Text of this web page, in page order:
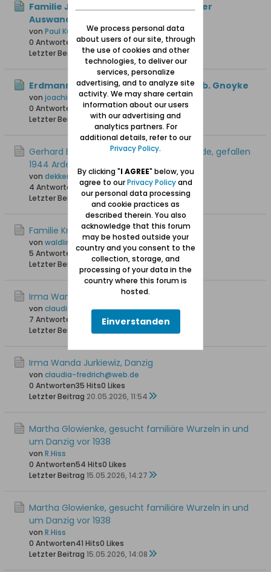
Familie Johann Knoll – Herkunft vor der
Auswanderung 1766
von Paul Kuhlmann
0 Antworten 37 Hits 0 Likes
Letzter Beitrag22.07.2026, 09:35
Erdmann Krüger oo Cornelia Bahr, geb. Gnoyke
von joachim1
0 Antworten
30 Hits0 Likes
Letzter Beitrag
20.07.2026, 20:59
Gerhard Bietau, geb 1921 in Weichselmünde, gefallen
1944 Ardennen
von dekkers01
4 Antworten
120 Hits0 Likes
Letzter Beitrag03.06.2026, 21:57
Familie Krause aus Stutthof
von waldling +6.8.2023
5 Antworten 1.779 Hits0 Likes
Letzter Beitrag
24.05.2026, 07:27
Irma Wanda Jurkiewiz, Danzig
von claudia-fredrich@web.de
7 Antworten
0 Likes
Letzter Beitrag
23.05.2026, 09:30
Irma Wanda Jurkiewiz, Danzig
von claudia-fredrich@web.de
0 Antworten35 Hits0 Likes
Letzter Beitrag 20.05.2026, 11:54
Martha Glowienke, gesucht familiäre Wurzeln in und
um Danzig vor 1938
von R.Hiss
0 Antworten54 Hits0 Likes
Letzter Beitrag 15.05.2026, 14:27
Martha Glowienke, gesucht familiäre Wurzeln in und
um Danzig vor 1938
von R.Hiss
0 Antworten41 Hits0 Likes
Letzter Beitrag 15.05.2026, 14:08
We process personal data
about users of our site, through
the use of cookies and other
technologies, to deliver our
services, personalize
advertising, and to analyze site
activity. We may share certain
information about our users
with our advertising and
analytics partners. For
additional details, refer to our
Privacy Policy.
By clicking "I AGREE" below, you
agree to ourPrivacy Policyand
our personal data processing
and cookie practices as
described therein. You also
acknowledge that this forum
may be hosted outside your
country and you consent to the
collection, storage, and
processing of your data in the
country where this forum is
hosted.
Einverstanden